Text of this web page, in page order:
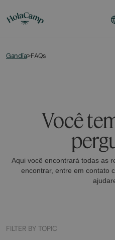
Gandía>FAQs
Você
Aqui você encontrará todas as
encontrar, entre em contato
FILTER BY TOPIC